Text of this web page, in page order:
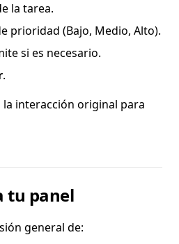
la tarea.
prioridad (Bajo, Medio, Alto).
si es necesario.
.
la interacción original para
tu panel
general de: